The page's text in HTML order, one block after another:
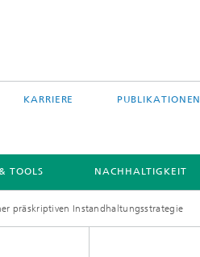
KARRIERE PUBLIKATIONEN
TOOLS NACHHALTIGKEIT
präskriptiven Instandhaltungsstrategie